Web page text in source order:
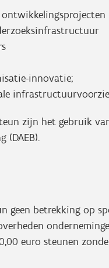
innovatie;
zijn het gebruik
(DAEB).
geen betrekking op
euro steunen